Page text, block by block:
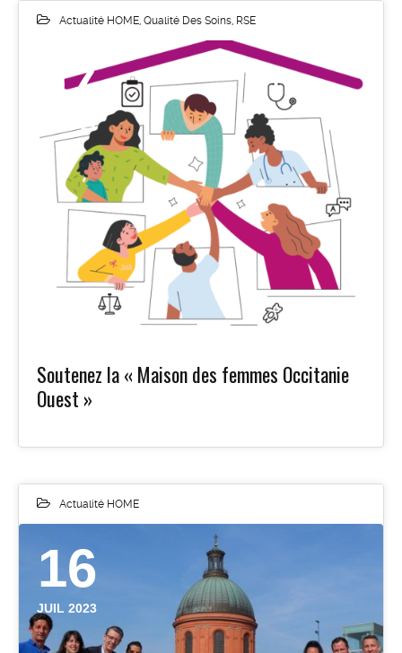
Actualité HOME, Qualité Des Soins, RSE
07
FÉV 2024
Soutenez la « Maison des femmes Occitanie
Ouest »
Actualité HOME
16
JUIL 2023